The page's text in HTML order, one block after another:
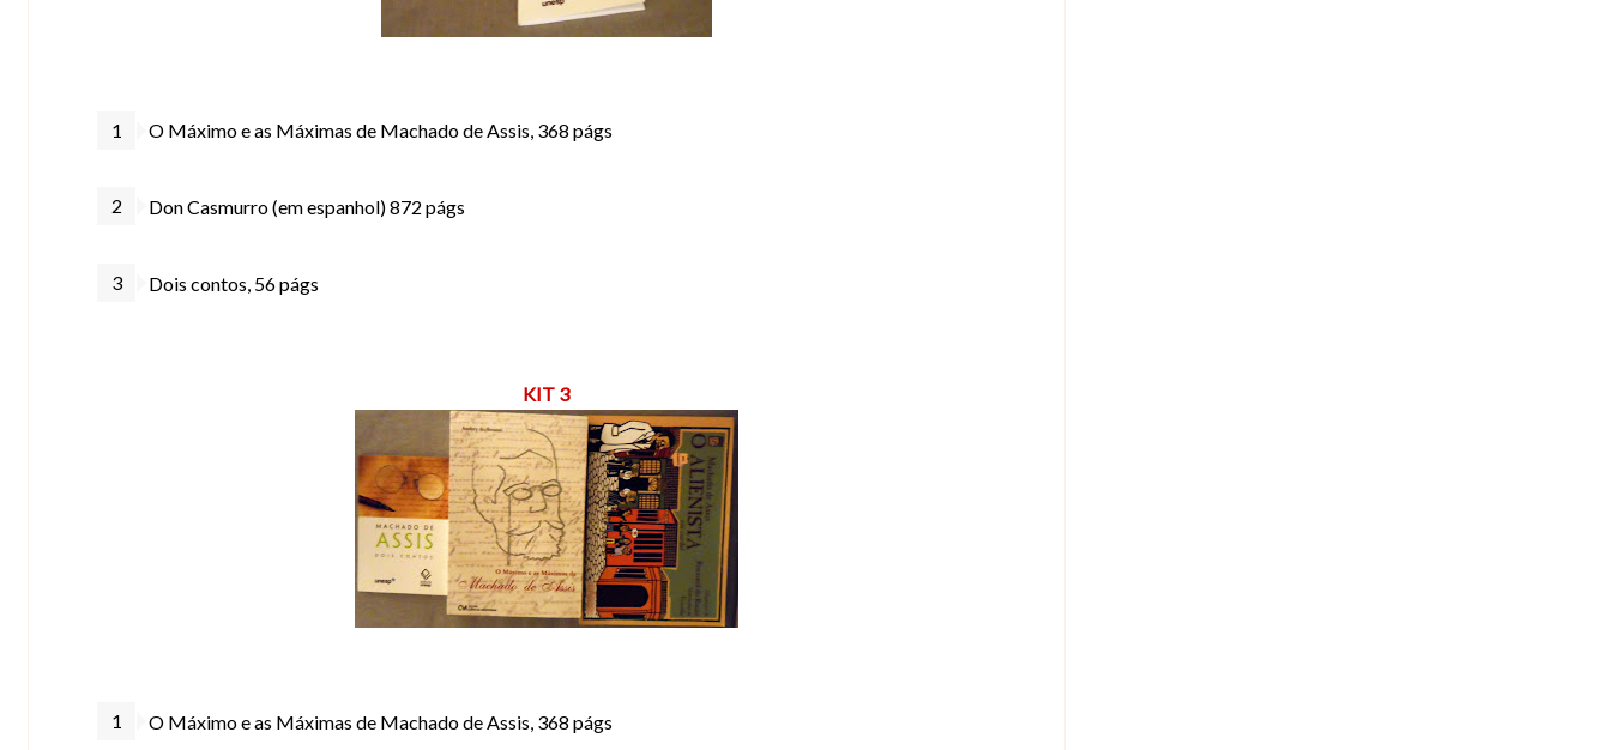
O Máximo e as Máximas de Machado de Assis, 368 págs
Don Casmurro (em espanhol) 872 págs
Dois contos, 56 págs
KIT 3
O Máximo e as Máximas de Machado de Assis, 368 págs